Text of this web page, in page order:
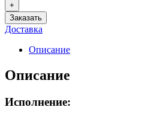
DKOS
DN-
12
(90)
+
Заказать
Доставка
Описание
Описание
Исполнение: